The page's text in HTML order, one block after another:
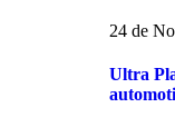
24 de
Ultra